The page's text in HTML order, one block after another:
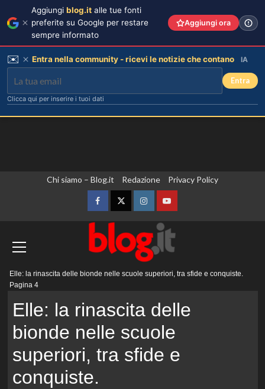
Chi siamo – Blog.it Redazione Privacy Policy
FacebookTwitterInstagramYouTube
principale
Elle: la rinascita delle bionde nelle scuole superiori, tra sfide e conquiste.
Pagina 4
Elle: la rinascita delle
bionde nelle scuole
superiori, tra sfide e
conquiste.
Aggiungi blog.it alle tue fonti
preferite su Google per restare
sempre informato
Aggiungi ora
✉️ Entra nella community - ricevi le notizie che contano IA
Entra
Clicca qui per inserire i tuoi dati